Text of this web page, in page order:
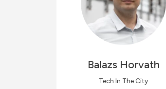
Balazs Horvath
Tech In The City